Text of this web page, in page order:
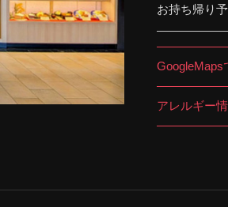
お持ち帰り
GoogleMaps
アレルギー